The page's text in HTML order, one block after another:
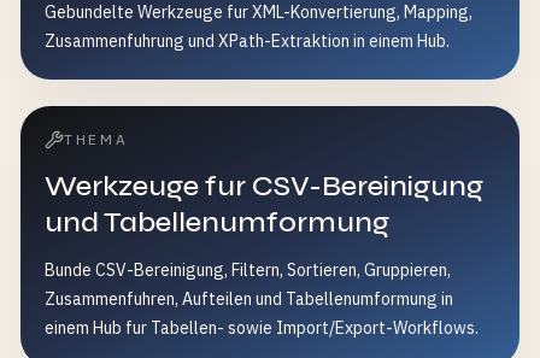
Gebundelte Werkzeuge fur XML-Konvertierung, Mapping,
Zusammenfuhrung und XPath-Extraktion in einem Hub.
THEMA
Werkzeuge fur CSV-Bereinigung
und Tabellenumformung
Bunde CSV-Bereinigung, Filtern, Sortieren, Gruppieren,
Zusammenfuhren, Aufteilen und Tabellenumformung in
einem Hub fur Tabellen- sowie Import/Export-Workflows.